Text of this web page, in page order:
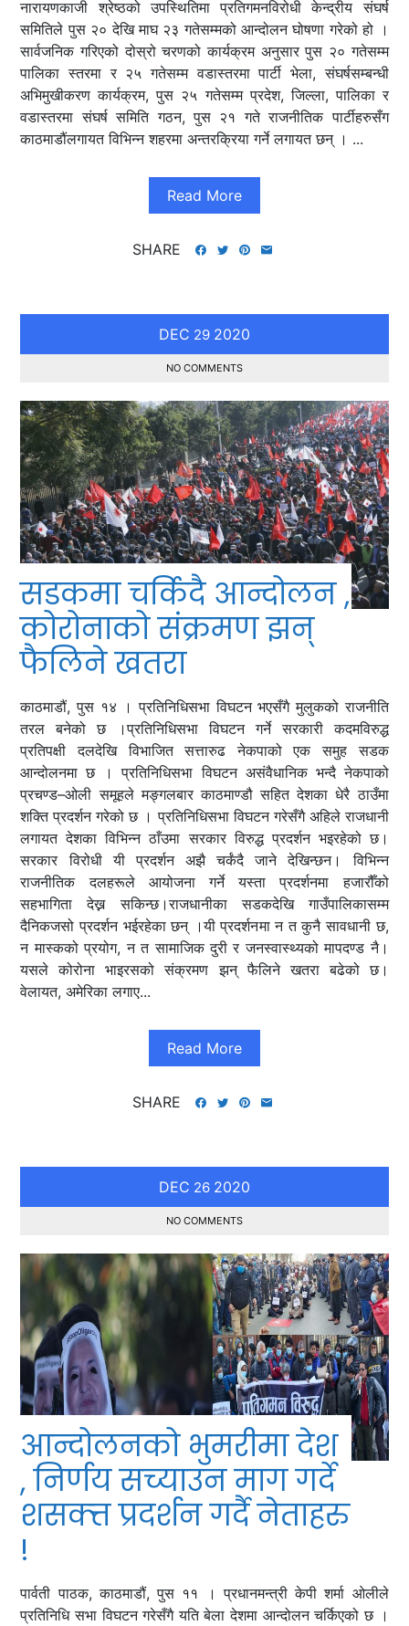
नारायणकाजी श्रेष्ठको उपस्थितिमा प्रतिगमनविरोधी केन्द्रीय संघर्ष
समितिले पुस २० देखि माघ २३ गतेसम्मको आन्दोलन घोषणा गरेको हो ।
सार्वजनिक गरिएको दोस्रो चरणको कार्यक्रम अनुसार पुस २० गतेसम्म
पालिका स्तरमा र २५ गतेसम्म वडास्तरमा पार्टी भेला, संघर्षसम्बन्धी
अभिमुखीकरण कार्यक्रम, पुस २५ गतेसम्म प्रदेश, जिल्ला, पालिका र
वडास्तरमा संघर्ष समिति गठन, पुस २१ गते राजनीतिक पार्टीहरुसँग
काठमाडौंलगायत विभिन्न शहरमा अन्तरक्रिया गर्ने लगायत छन् । ...
Read More
SHARE
DEC 29 2020
NO COMMENTS
सडकमा चर्किदै आन्दोलन ,
कोरोनाको संक्रमण झन्
फैलिने खतरा
काठमाडौं, पुस १४ । प्रतिनिधिसभा विघटन भएसँगै मुलुकको राजनीति
तरल बनेको छ ।प्रतिनिधिसभा विघटन गर्ने सरकारी कदमविरुद्ध
प्रतिपक्षी दलदेखि विभाजित सत्तारुढ नेकपाको एक समुह सडक
आन्दोलनमा छ । प्रतिनिधिसभा विघटन असंवैधानिक भन्दै नेकपाको
प्रचण्ड–ओली समूहले मङ्गलबार काठमाण्डौ सहित देशका धेरै ठाउँमा
शक्ति प्रदर्शन गरेको छ । प्रतिनिधिसभा विघटन गरेसँगै अहिले राजधानी
लगायत देशका विभिन्न ठाँउमा सरकार विरुद्ध प्रदर्शन भइरहेको छ।
सरकार विरोधी यी प्रदर्शन अझै चर्कंदै जाने देखिन्छन। विभिन्न
राजनीतिक दलहरूले आयोजना गर्ने यस्ता प्रदर्शनमा हजारौँको
सहभागिता देख्न सकिन्छ।राजधानीका सडकदेखि गाउँपालिकासम्म
दैनिकजसो प्रदर्शन भईरहेका छन् ।यी प्रदर्शनमा न त कुनै सावधानी छ,
न मास्कको प्रयोग, न त सामाजिक दुरी र जनस्वास्थ्यको मापदण्ड नै।
यसले कोरोना भाइरसको संक्रमण झन् फैलिने खतरा बढेको छ।
वेलायत, अमेरिका लगाए...
Read More
SHARE
DEC 26 2020
NO COMMENTS
आन्दोलनको भुमरीमा देश
, निर्णय सच्याउन माग गर्दे
शसक्त्त प्रदर्शन गर्दै नेताहरु
!
पार्वती पाठक, काठमाडौं, पुस ११ । प्रधानमन्त्री केपी शर्मा ओलीले
प्रतिनिधि सभा विघटन गरेसँगै यति बेला देशमा आन्दोलन चर्किएको छ ।